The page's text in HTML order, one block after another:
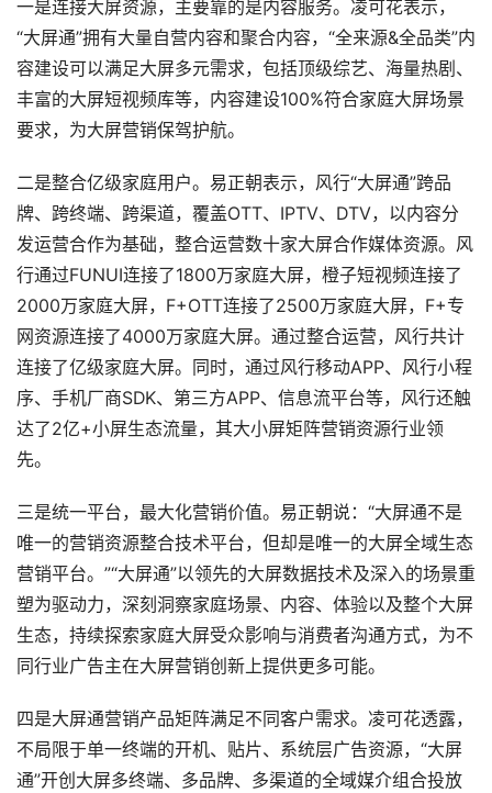
一是连接大屏资源，主要靠的是内容服务。凌可花表示，
“大屏通”拥有大量自营内容和聚合内容，“全来源&全品类”内
容建设可以满足大屏多元需求，包括顶级综艺、海量热剧、
丰富的大屏短视频库等，内容建设100%符合家庭大屏场景
要求，为大屏营销保驾护航。
二是整合亿级家庭用户。易正朝表示，风行“大屏通”跨品
牌、跨终端、跨渠道，覆盖OTT、IPTV、DTV，以内容分
发运营合作为基础，整合运营数十家大屏合作媒体资源。风
行通过FUNUI连接了1800万家庭大屏，橙子短视频连接了
2000万家庭大屏，F+OTT连接了2500万家庭大屏，F+专
网资源连接了4000万家庭大屏。通过整合运营，风行共计
连接了亿级家庭大屏。同时，通过风行移动APP、风行小程
序、手机厂商SDK、第三方APP、信息流平台等，风行还触
达了2亿+小屏生态流量，其大小屏矩阵营销资源行业领
先。
三是统一平台，最大化营销价值。易正朝说：“大屏通不是
唯一的营销资源整合技术平台，但却是唯一的大屏全域生态
营销平台。”“大屏通”以领先的大屏数据技术及深入的场景重
塑为驱动力，深刻洞察家庭场景、内容、体验以及整个大屏
生态，持续探索家庭大屏受众影响与消费者沟通方式，为不
同行业广告主在大屏营销创新上提供更多可能。
四是大屏通营销产品矩阵满足不同客户需求。凌可花透露，
不局限于单一终端的开机、贴片、系统层广告资源，“大屏
通”开创大屏多终端、多品牌、多渠道的全域媒介组合投放